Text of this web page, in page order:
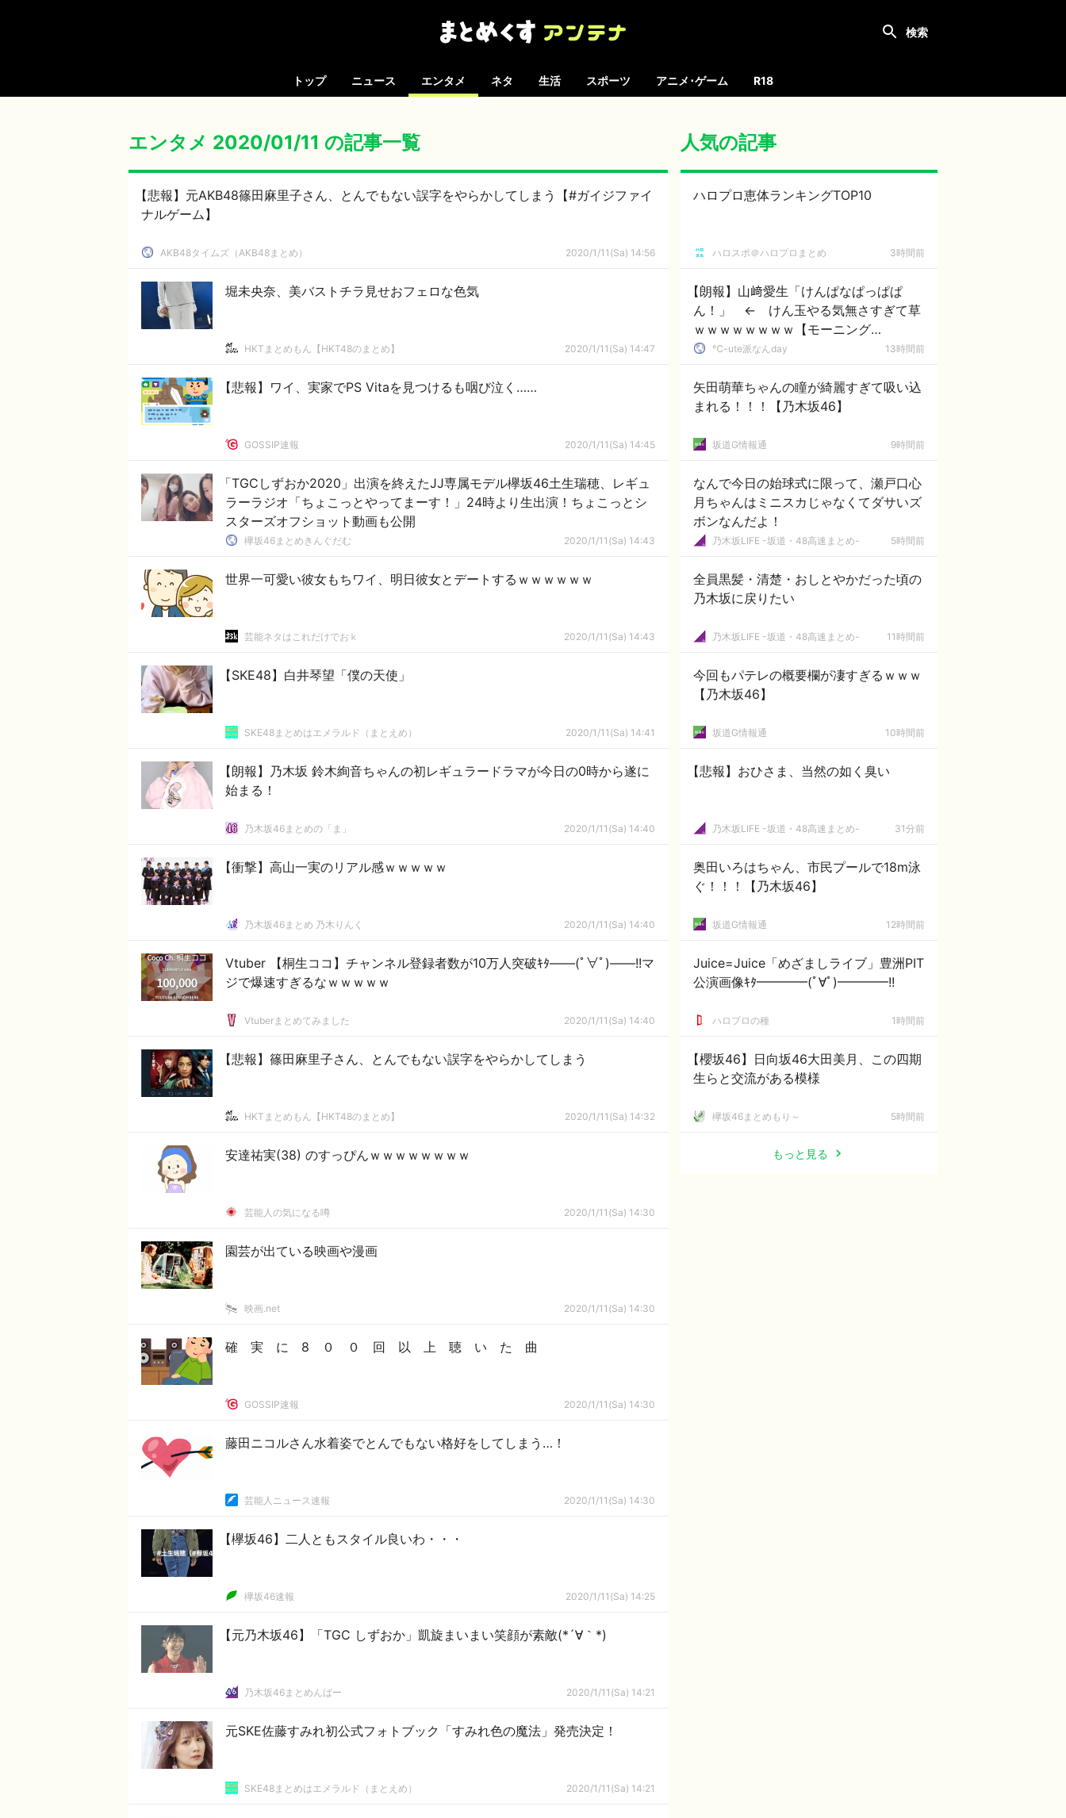
トップ ニュース エンタメ ネタ 生活 スポーツ アニメ･ゲーム R18
エンタメ 2020/01/11 の記事一覧
【悲報】元AKB48篠田麻里子さん、とんでもない誤字をやらかしてしまう【#ガイジファイ
ナルゲーム】
AKB48タイムズ（AKB48まとめ） 2020/1/11(Sa) 14:56
堀未央奈、美バストチラ見せおフェロな色気
HKTまとめもん【HKT48のまとめ】 2020/1/11(Sa) 14:47
【悲報】ワイ、実家でPS Vitaを見つけるも咽び泣く……
GOSSIP速報 2020/1/11(Sa) 14:45
「TGCしずおか2020」出演を終えたJJ専属モデル欅坂46土生瑞穂、レギュ
ラーラジオ「ちょこっとやってまーす！」24時より生出演！ちょこっとシ
スターズオフショット動画も公開
欅坂46まとめきんぐだむ 2020/1/11(Sa) 14:43
世界一可愛い彼女もちワイ、明日彼女とデートするｗｗｗｗｗｗ
芸能ネタはこれだけでおｋ 2020/1/11(Sa) 14:43
【SKE48】白井琴望「僕の天使」
SKE48まとめはエメラルド（まとえめ） 2020/1/11(Sa) 14:41
【朗報】乃木坂 鈴木絢音ちゃんの初レギュラードラマが今日の0時から遂に
始まる！
乃木坂46まとめの「ま」 2020/1/11(Sa) 14:40
【衝撃】高山一実のリアル感ｗｗｗｗｗ
乃木坂46まとめ 乃木りんく 2020/1/11(Sa) 14:40
Vtuber 【桐生ココ】チャンネル登録者数が10万人突破ｷﾀ――(ﾟ∀ﾟ)――!!マ
ジで爆速すぎるなｗｗｗｗｗ
Vtuberまとめてみました 2020/1/11(Sa) 14:40
【悲報】篠田麻里子さん、とんでもない誤字をやらかしてしまう
HKTまとめもん【HKT48のまとめ】 2020/1/11(Sa) 14:32
安達祐実(38) のすっぴんｗｗｗｗｗｗｗｗ
芸能人の気になる噂 2020/1/11(Sa) 14:30
園芸が出ている映画や漫画
映画.net 2020/1/11(Sa) 14:30
確 実 に 8 ０ ０ 回 以 上 聴 い た 曲
GOSSIP速報 2020/1/11(Sa) 14:30
藤田ニコルさん水着姿でとんでもない格好をしてしまう…！
芸能人ニュース速報 2020/1/11(Sa) 14:30
【欅坂46】二人ともスタイル良いわ・・・
欅坂46速報 2020/1/11(Sa) 14:25
【元乃木坂46】「TGC しずおか」凱旋まいまい笑顔が素敵(*´∀｀*)
乃木坂46まとめんばー 2020/1/11(Sa) 14:21
元SKE佐藤すみれ初公式フォトブック「すみれ色の魔法」発売決定！
SKE48まとめはエメラルド（まとえめ） 2020/1/11(Sa) 14:21
人気の記事
ハロプロ恵体ランキングTOP10
ハロスポ＠ハロプロまとめ 3時間前
【朗報】山﨑愛生「けんぱなぱっぱぱ
ん！」 ← けん玉やる気無さすぎて草
ｗｗｗｗｗｗｗｗ【モーニング
娘。'26】
℃-ute派なんday 13時間前
矢田萌華ちゃんの瞳が綺麗すぎて吸い込
まれる！！！【乃木坂46】
坂道G情報通 9時間前
なんで今日の始球式に限って、瀬戸口心
月ちゃんはミニスカじゃなくてダサいズ
ボンなんだよ！
乃木坂LIFE -坂道・48高速まとめ- 5時間前
全員黒髪・清楚・おしとやかだった頃の
乃木坂に戻りたい
乃木坂LIFE -坂道・48高速まとめ- 11時間前
今回もパテレの概要欄が凄すぎるｗｗｗ
【乃木坂46】
坂道G情報通 10時間前
【悲報】おひさま、当然の如く臭い
乃木坂LIFE -坂道・48高速まとめ- 31分前
奥田いろはちゃん、市民プールで18m泳
ぐ！！！【乃木坂46】
坂道G情報通 12時間前
Juice=Juice「めざましライブ」豊洲PIT
公演画像ｷﾀ━━━━(ﾟ∀ﾟ)━━━━!!
ハロプロの種 1時間前
【櫻坂46】日向坂46大田美月、この四期
生らと交流がある模様
欅坂46まとめもり～ 5時間前
もっと見る